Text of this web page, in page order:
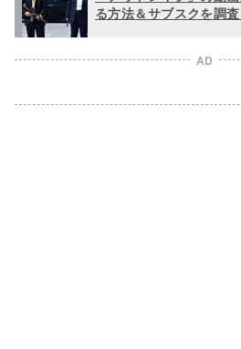
る方法＆サブスクを調査
AD